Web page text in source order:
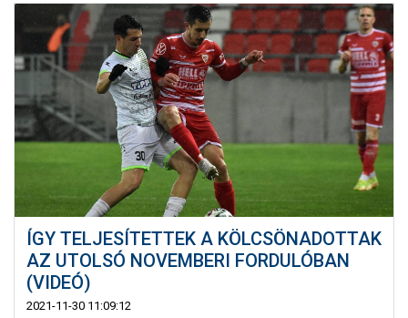
ÍGY TELJESÍTETTEK A KÖLCSÖNADOTTAK
AZ UTOLSÓ NOVEMBERI FORDULÓBAN
(VIDEÓ)
2021-11-30 11:09:12